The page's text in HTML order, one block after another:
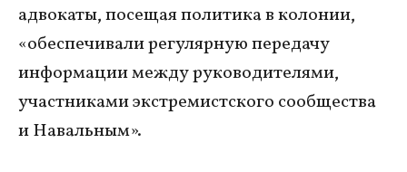
адвокаты, посещая политика в колонии,
«обеспечивали регулярную передачу
информации между руководителями,
участниками экстремистского сообщества
и Навальным».